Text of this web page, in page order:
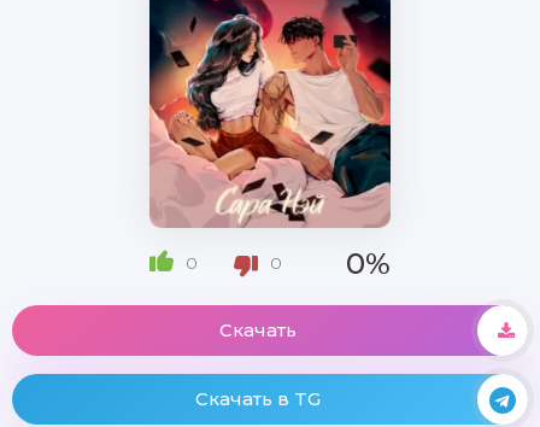
0 0 0%
Скачать
Скачать в TG